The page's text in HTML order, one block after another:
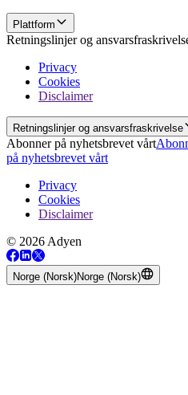
Plattform
Retningslinjer og
Privacy
Cookies
Disclaimer
Retningslinjer og ansvarsfraskrivelse
Abonner på nyhetsbrevet vårt
på nyhetsbrevet vårt
Privacy
Cookies
Disclaimer
© 2026 Adyen
Norge (Norsk)Norge (Norsk)